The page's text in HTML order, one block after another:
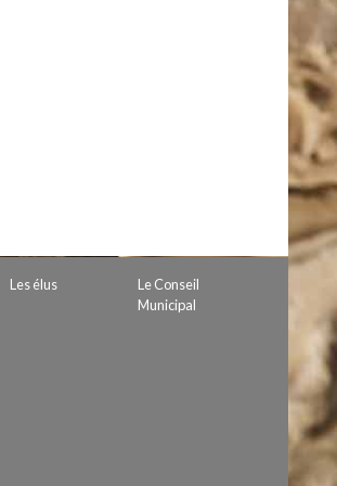
Les élus
Le Conseil
Municipal